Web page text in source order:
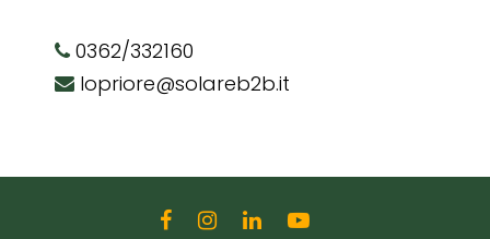
0362/332160
lopriore@solareb2b.it